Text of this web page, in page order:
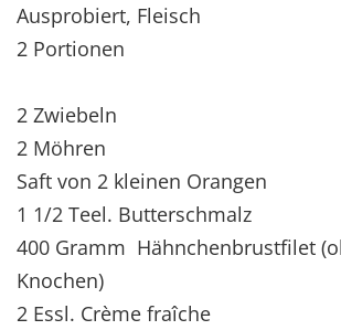
Ausprobiert, Fleisch
2 Portionen
2 Zwiebeln
2 Möhren
Saft von 2 kleinen Orangen
1 1/2 Teel. Butterschmalz
400 Gramm Hähnchenbrustfilet
Knochen)
2 Essl. Crème fraîche